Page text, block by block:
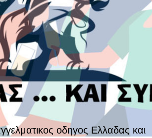
οδηγος Ελλαδας και